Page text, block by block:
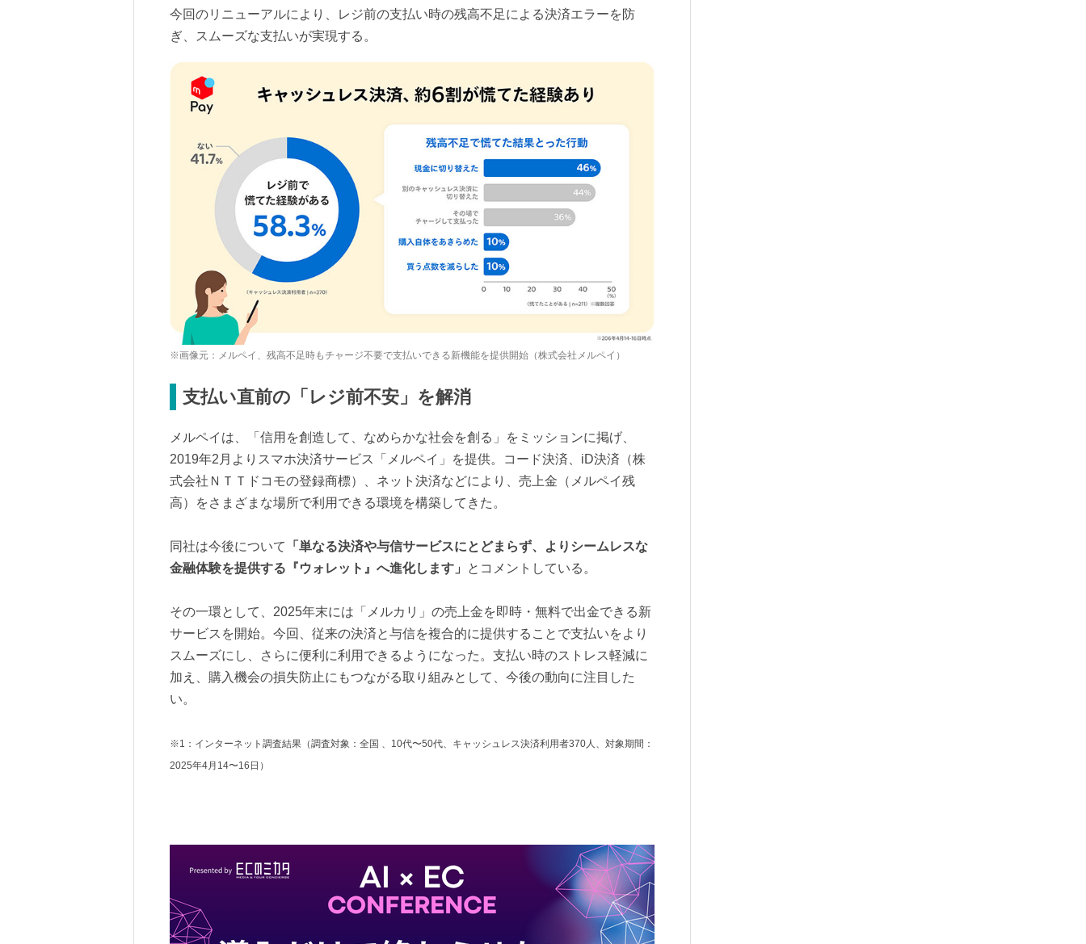
今回のリニューアルにより、レジ前の支払い時の残高不足による決済エラーを防
ぎ、スムーズな支払いが実現する。
※画像元：メルペイ、残高不足時もチャージ不要で支払いできる新機能を提供開始（株式会社メルペイ）
支払い直前の「レジ前不安」を解消
メルペイは、「信用を創造して、なめらかな社会を創る」をミッションに掲げ、
2019年2月よりスマホ決済サービス「メルペイ」を提供。コード決済、iD決済（株
式会社ＮＴＴドコモの登録商標）、ネット決済などにより、売上金（メルペイ残
高）をさまざまな場所で利用できる環境を構築してきた。
同社は今後について 「単なる決済や与信サービスにとどまらず、よりシームレスな
金融体験を提供する『ウォレット』へ進化します」
とコメントしている。
その一環として、2025年末には「メルカリ」の売上金を即時・無料で出金できる新
サービスを開始。今回、従来の決済と与信を複合的に提供することで支払いをより
スムーズにし、さらに便利に利用できるようになった。支払い時のストレス軽減に
加え、購入機会の損失防止にもつながる取り組みとして、今後の動向に注目した
い。
※1：インターネット調査結果（調査対象：全国 、10代〜50代、キャッシュレス決済利用者370人、対象期間：
2025年4月14〜16日）